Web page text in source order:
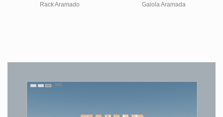
Rack Aramado Gaiola Aramada